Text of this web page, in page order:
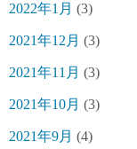
2022年1月 (3)
2021年12月 (3)
2021年11月 (3)
2021年10月 (3)
2021年9月 (4)